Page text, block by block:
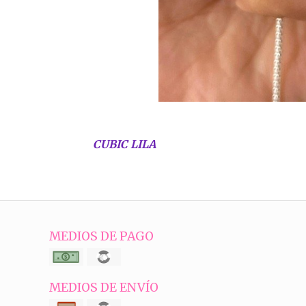
CUBIC LILA
MEDIOS DE PAGO
MEDIOS DE ENVÍO